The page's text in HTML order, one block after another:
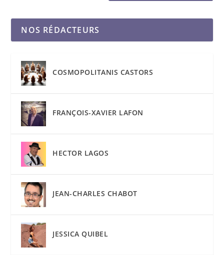
NOS RÉDACTEURS
COSMOPOLITANIS CASTORS
FRANÇOIS-XAVIER LAFON
HECTOR LAGOS
JEAN-CHARLES CHABOT
JESSICA QUIBEL